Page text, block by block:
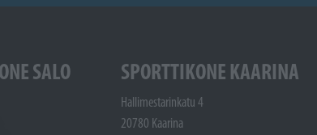
SALO SPORTTIKONE KAARINA
Hallimestarinkatu 4
20780 Kaarina